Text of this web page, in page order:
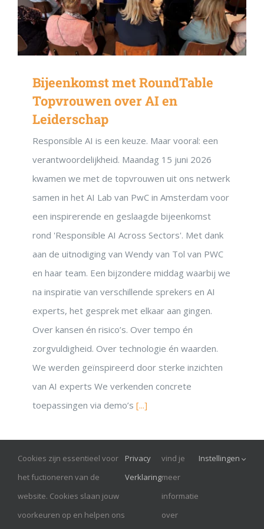
Bijeenkomst met RoundTable
Topvrouwen over AI en
Leiderschap
Responsible AI is een keuze. Maar vooral: een
verantwoordelijkheid. Maandag 15 juni 2026
kwamen we met de topvrouwen uit ons netwerk
samen in het AI Lab van PwC in Amsterdam voor
een inspirerende en geslaagde bijeenkomst
rond 'Responsible AI Across Sectors'. Met dank
aan de uitnodiging van Wendy van Tol van PWC
en haar team. Een bijzondere middag waarbij we
na inspiratie van verschillende sprekers en AI
experts, het gesprek met elkaar aan gingen.
Over kansen én risico’s. Over tempo én
zorgvuldigheid. Over technologie én waarden.
We werden geïnspireerd door sterke inzichten
van AI experts We verkenden concrete
toepassingen via demo’s [...]
RoundTableTopVrouwen is een Handelsnaam van AMDK,
Cookies zijn essentieel voor
het fuctioneren van de
website. Cookies slaan jouw
voorkeuren op en helpen ons
Privacy
Verklaring
vind je
meer
informatie
over
Instellingen